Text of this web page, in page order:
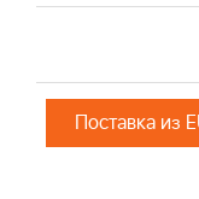
Поставка из